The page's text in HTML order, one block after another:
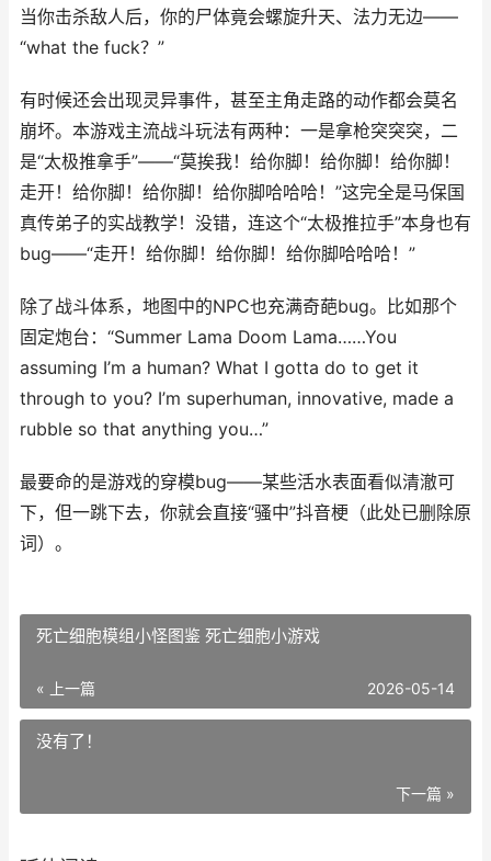
当你击杀敌人后，你的尸体竟会螺旋升天、法力无边——
“what the fuck？”
有时候还会出现灵异事件，甚至主角走路的动作都会莫名
崩坏。本游戏主流战斗玩法有两种：一是拿枪突突突，二
是“太极推拿手”——“莫挨我！给你脚！给你脚！给你脚！
走开！给你脚！给你脚！给你脚哈哈哈！”这完全是马保国
真传弟子的实战教学！没错，连这个“太极推拉手”本身也有
bug——“走开！给你脚！给你脚！给你脚哈哈哈！”
除了战斗体系，地图中的NPC也充满奇葩bug。比如那个
固定炮台：“Summer Lama Doom Lama……You
assuming I’m a human? What I gotta do to get it
through to you? I’m superhuman, innovative, made a
rubble so that anything you…”
最要命的是游戏的穿模bug——某些活水表面看似清澈可
下，但一跳下去，你就会直接“骚中”抖音梗（此处已删除原
词）。
死亡细胞模组小怪图鉴 死亡细胞小游戏
« 上一篇 2026-05-14
没有了！
下一篇 »